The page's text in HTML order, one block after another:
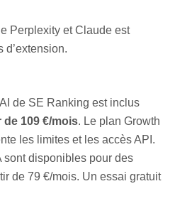
Perplexity et Claude est
d’extension.
de SE Ranking est inclus
de 109 €/mois. Le plan Growth
les limites et les accès API.
sont disponibles pour des
de 79 €/mois. Un essai gratuit